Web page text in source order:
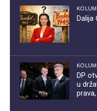
Dalija
DP
u